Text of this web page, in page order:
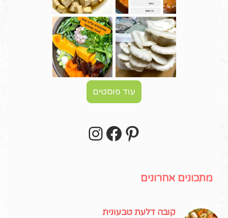
עוד פוסטים
Pinterest
Facebook
מתכונים אחרונים
קובה דלעת טבעונית